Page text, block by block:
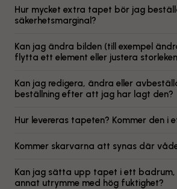
Hur mycket extra tapet bör jag
säkerhetsmarginal?
Kan jag ändra bilden (till exempel
flytta ett element eller justera
Kan jag redigera, ändra eller
beställning efter att jag har lagt den?
Hur levereras tapeten? Kommer den i
Kommer skarvarna att synas där
Kan jag sätta upp tapet i ett badrum,
annat utrymme med hög fuktighet?